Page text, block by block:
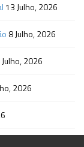
13 Julho, 2026
8 Julho, 2026
Julho, 2026
2026